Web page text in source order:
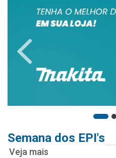
Semana dos EPI's
Veja mais